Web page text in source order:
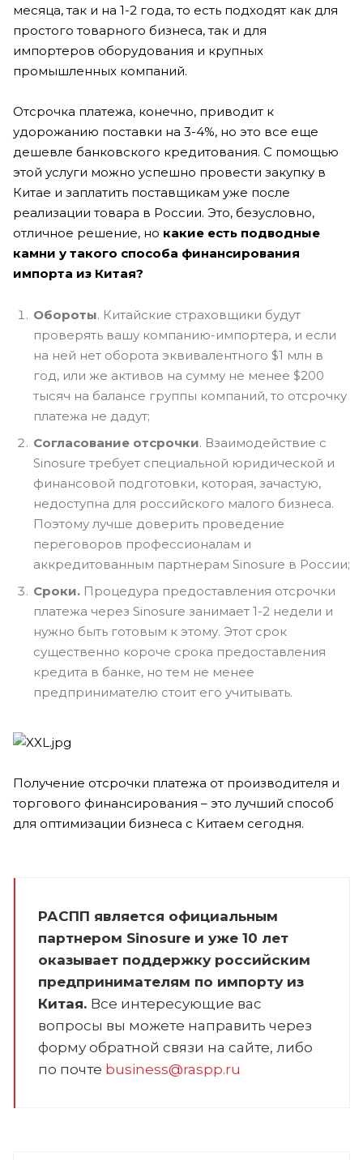
месяца, так и на 1-2 года, то есть подходят как для
простого товарного бизнеса, так и для
импортеров оборудования и крупных
промышленных компаний.
Отсрочка платежа, конечно, приводит к
удорожанию поставки на 3-4%, но это все еще
дешевле банковского кредитования. С помощью
этой услуги можно успешно провести закупку в
Китае и заплатить поставщикам уже после
реализации товара в России. Это, безусловно,
отличное решение, но какие есть подводные
камни у такого способа финансирования
импорта из Китая?
Обороты. Китайские страховщики будут
проверять вашу компанию-импортера, и если
на ней нет оборота эквивалентного $1 млн в
год, или же активов на сумму не менее $200
тысяч на балансе группы компаний, то отсрочку
платежа не дадут;
Согласование отсрочки. Взаимодействие с
Sinosure требует специальной юридической и
финансовой подготовки, которая, зачастую,
недоступна для российского малого бизнеса.
Поэтому лучше доверить проведение
переговоров профессионалам и
аккредитованным партнерам Sinosure в России;
Сроки. Процедура предоставления отсрочки
платежа через Sinosure занимает 1-2 недели и
нужно быть готовым к этому. Этот срок
существенно короче срока предоставления
кредита в банке, но тем не менее
предпринимателю стоит его учитывать.
Получение отсрочки платежа от производителя и
торгового финансирования – это лучший способ
для оптимизации бизнеса с Китаем сегодня.
РАСПП является официальным
партнером Sinosure и уже 10 лет
оказывает поддержку российским
предпринимателям по импорту из
Китая. Все интересующие вас
вопросы вы можете направить через
форму обратной связи на сайте, либо
по почте business@raspp.ru